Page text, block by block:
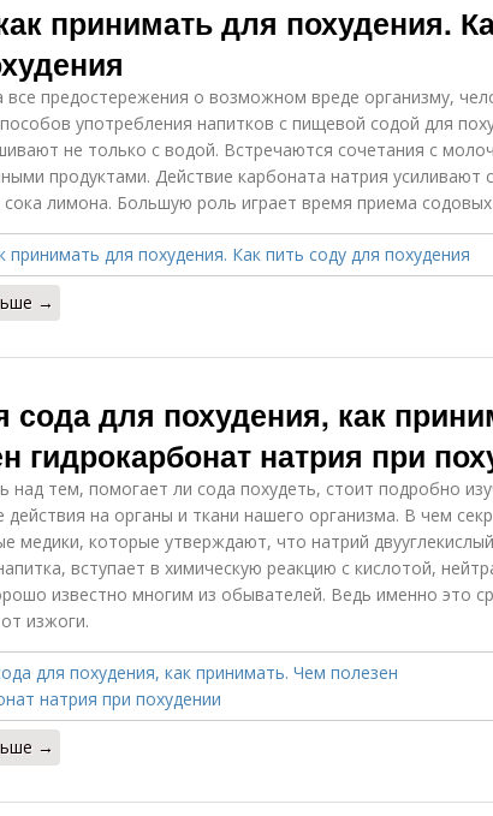
принимать для похудения.
все предостережения о возможном вреде организму,
употребления напитков с пищевой содой для
не только с водой. Встречаются сочетания с
продуктами. Действие карбоната натрия
лимона. Большую роль играет время приема
→
сода для похудения, как
гидрокарбонат натрия при
над тем, помогает ли сода похудеть, стоит подробно
действия на органы и ткани нашего организма. В чем
медики, которые утверждают, что натрий
вступает в химическую реакцию с кислотой,
известно многим из обывателей. Ведь именно это
изжоги.
→